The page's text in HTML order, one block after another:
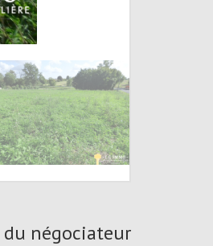
du négociateur